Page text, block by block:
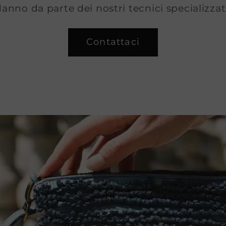
da parte dei nostri tecnici
Contattaci